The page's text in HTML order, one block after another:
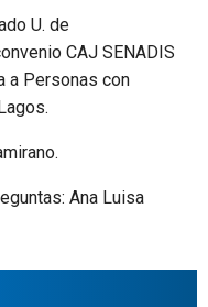
U. de
CAJ SENADIS
a Personas con
Ana Luisa